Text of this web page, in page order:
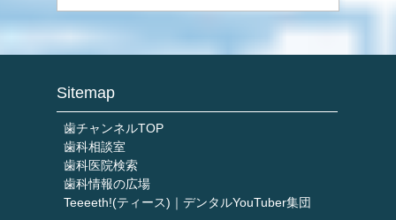
Sitemap
歯チャンネルTOP
歯科相談室
歯科医院検索
歯科情報の広場
Teeeeth!(ティース)｜デンタルYouTuber集団